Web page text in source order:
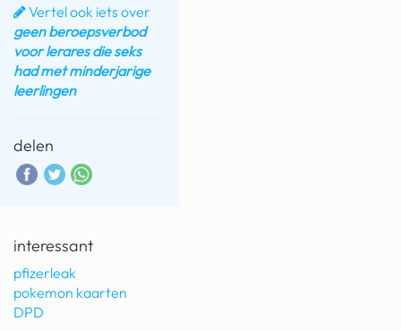
Vertel ook iets over
geen beroepsverbod
voor lerares die seks
had met minderjarige
leerlingen
delen
interessant
pfizerleak
pokemon kaarten
DPD